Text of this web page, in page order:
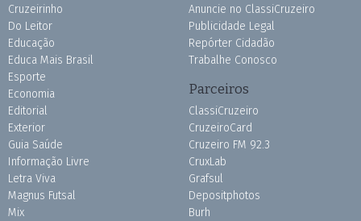
Cruzeirinho
Do Leitor
Educação
Educa Mais Brasil
Esporte
Economia
Editorial
Exterior
Guia Saúde
Informação Livre
Letra Viva
Magnus Futsal
Mix
Anuncie no ClassiCruzeiro
Publicidade Legal
Repórter Cidadão
Trabalhe Conosco
Parceiros
ClassiCruzeiro
CruzeiroCard
Cruzeiro FM 92.3
CruxLab
Grafsul
Depositphotos
Burh